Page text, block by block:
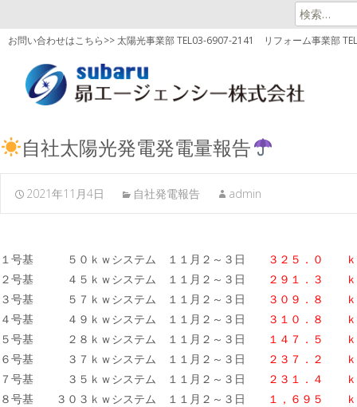
検
索:
お問い合わせはこちら>> 太陽光事業部 TEL03-6907-2141 リフォーム事業部
自社太陽光発電発電量報告
2021年11月4日 自社発電報告 admin
１号基 ５０ｋｗシステム １１月２～３日
３２５．０ ｋ
２号基 ４５ｋｗシステム １１月２～３日
２９１．３
３号基 ５７ｋｗシステム １１月２～３日
３０９．８
ｋ
４号基 ４９ｋｗシステム １１月２～３日
３１０．８ ｋ
５号基 ２８ｋｗシステム １１月２～３日
１４７．５ ｋ
６号基 ３７ｋｗシステム １１月２～３日
２３７．２ ｋ
７号基 ３５ｋｗシステム １１月２～３日
２３１．４ ｋ
８号基 ３０３ｋｗシステム １１月２～３日
１，６９５